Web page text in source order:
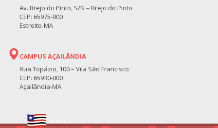
Av. Brejo do Pinto, S/N – Brejo do Pinto
CEP: 65975-000
Estreito-MA
CAMPUS AÇAILÂNDIA
Rua Topázio, 100 – Vila São Francisco
CEP: 65930-000
Açailândia-MA